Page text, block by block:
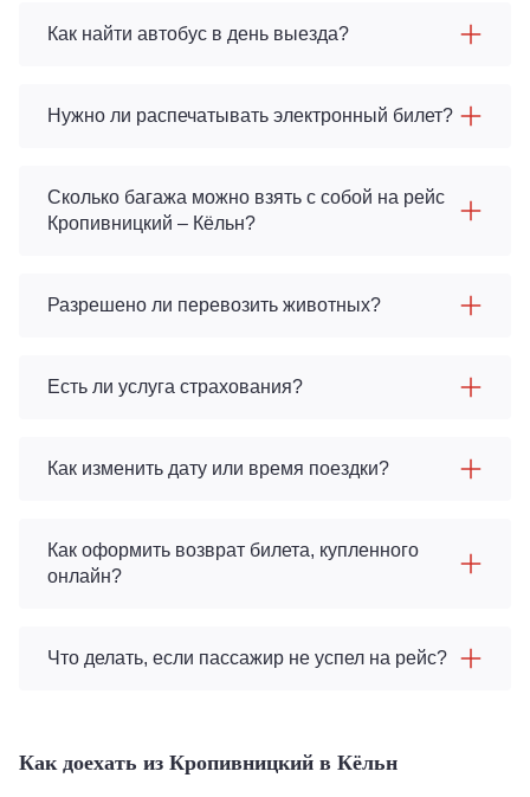
Как найти автобус в день выезда?
Нужно ли распечатывать электронный билет?
Сколько багажа можно взять с собой на рейс
Кропивницкий – Кёльн?
Разрешено ли перевозить животных?
Есть ли услуга страхования?
Как изменить дату или время поездки?
Как оформить возврат билета, купленного
онлайн?
Что делать, если пассажир не успел на рейс?
Как доехать из Кропивницкий в Кёльн